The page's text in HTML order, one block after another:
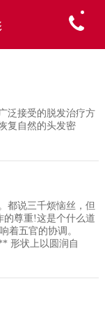
接受的脱发治疗方
复自然的头发密
都说三千烦恼丝，但
的尊重!这是个什么道
着五官的协调。
形状上以圆润自